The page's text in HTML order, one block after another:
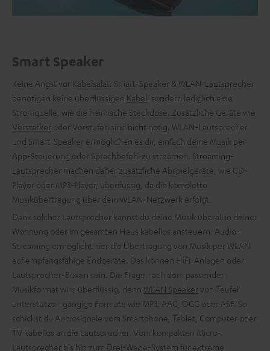
Smart Speaker
Keine Angst vor Kabelsalat: Smart-Speaker & WLAN-Lautsprecher
benötigen keine überflüssigen Kabel , sondern lediglich eine
Stromquelle, wie die heimische Steckdose. Zusätzliche Geräte wie
Verstärker oder Vorstufen sind nicht nötig. WLAN-Lautsprecher
und Smart-Speaker ermöglichen es dir, einfach deine Musik per
App-Steuerung oder Sprachbefehl zu streamen. Streaming-
Lautsprecher machen daher zusätzliche Abspielgeräte, wie CD-
Player oder MP3-Player, überflüssig, da die komplette
Musikübertragung über dein WLAN-Netzwerk erfolgt.
Dank solcher Lautsprecher kannst du deine Musik überall in deiner
Wohnung oder im gesamten Haus kabellos ansteuern. Audio-
Streaming ermöglicht hier die Übertragung von Musik per WLAN
auf empfangsfähige Endgeräte. Das können HiFi-Anlagen oder
Lautsprecher-Boxen sein. Die Frage nach dem passenden
Musikformat wird überflüssig, denn WLAN Speaker von Teufel
unterstützen gängige Formate wie MP3, AAC, OGG oder ASF. So
schickst du Audiosignale vom Smartphone, Tablet, Computer oder
TV kabellos an die Lautsprecher. Vom kompakten Micro-
Lautsprecher bis hin zum Drei-Wege-System für extreme